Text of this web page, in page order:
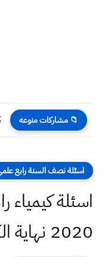
📁 مشاركات منوعه
اسئلة نصف السنة رابع
اسئلة كيمياء
2020 نهاية الكورس الاول